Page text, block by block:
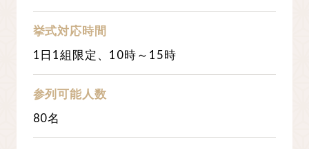
挙式対応時間
1日1組限定、10時～15時
参列可能人数
80名